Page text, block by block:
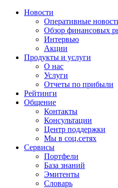
Новости
Оперативные
Обзор финансовых
Интервью
Акции
Продукты и услуги
О нас
Услуги
Отчеты по прибыли
Рейтинги
Общение
Контакты
Консультации
Центр поддержки
Мы в соц.сетях
Сервисы
Портфели
База знаний
Эмитенты
Словарь